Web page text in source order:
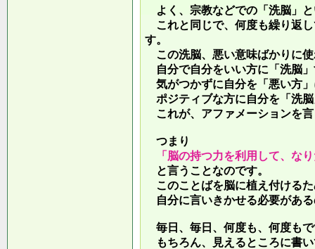
よく、宗教などでの「洗脳」
これと同じで、何度も繰り返
す。
この洗脳、悪い意味ばかりに
自分で自分をいい方に「洗脳
気がつかずに自分を「悪い方
ポジティブな方に自分を「洗
これが、アファメーションを
つまり
「脳の持つ力を利用して、な
と言うことなのです。
このことばを脳に植え付ける
自分に言いきかせる必要があ
毎日、毎日、何度も、何度も
もちろん、見えるところに書